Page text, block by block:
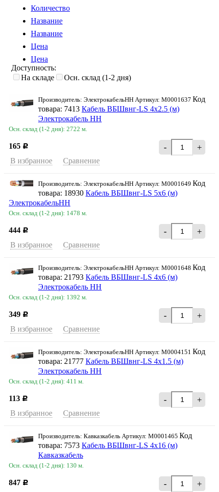
Количество
Название
Название
Цена
Цена
Доступность:
На складе
Осн. склад (1-2 дня)
Производитель: ЭлектрокабельНН Артикул: M0001637 Код
товара: 7413 Кабель ВБШвнг-LS 4х2.5 (м)
Электрокабель НН
Осн. склад (1-2 дня): 2722 м.
165 Р - +
В избранное Сравнение
Производитель: ЭлектрокабельНН Артикул: M0001649 Код
товара: 18930 Кабель ВБШвнг-LS 5х6 (м)
ЭлектрокабельНН
Осн. склад (1-2 дня): 1478 м.
444 Р - +
В избранное Сравнение
Производитель: ЭлектрокабельНН Артикул: M0001648 Код
товара: 21793 Кабель ВБШвнг-LS 4х6 (м)
Электрокабель НН
Осн. склад (1-2 дня): 1392 м.
349 Р - +
В избранное Сравнение
Производитель: ЭлектрокабельНН Артикул: M0004151 Код
товара: 21777 Кабель ВБШвнг-LS 4х1.5 (м)
Электрокабель НН
Осн. склад (1-2 дня): 411 м.
113 Р - +
В избранное Сравнение
Производитель: Кавказкабель Артикул: M0001465 Код
товара: 7573 Кабель ВБШвнг-LS 4х16 (м)
Кавказкабель
Осн. склад (1-2 дня): 130 м.
847 Р - +